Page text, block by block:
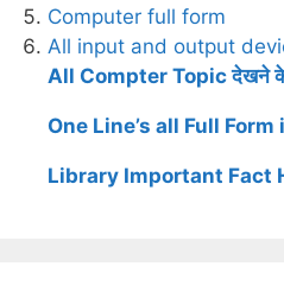
Computer full form
All input and output
All Compter Topic देखने के
One Line’s all Full
Library Important Fact